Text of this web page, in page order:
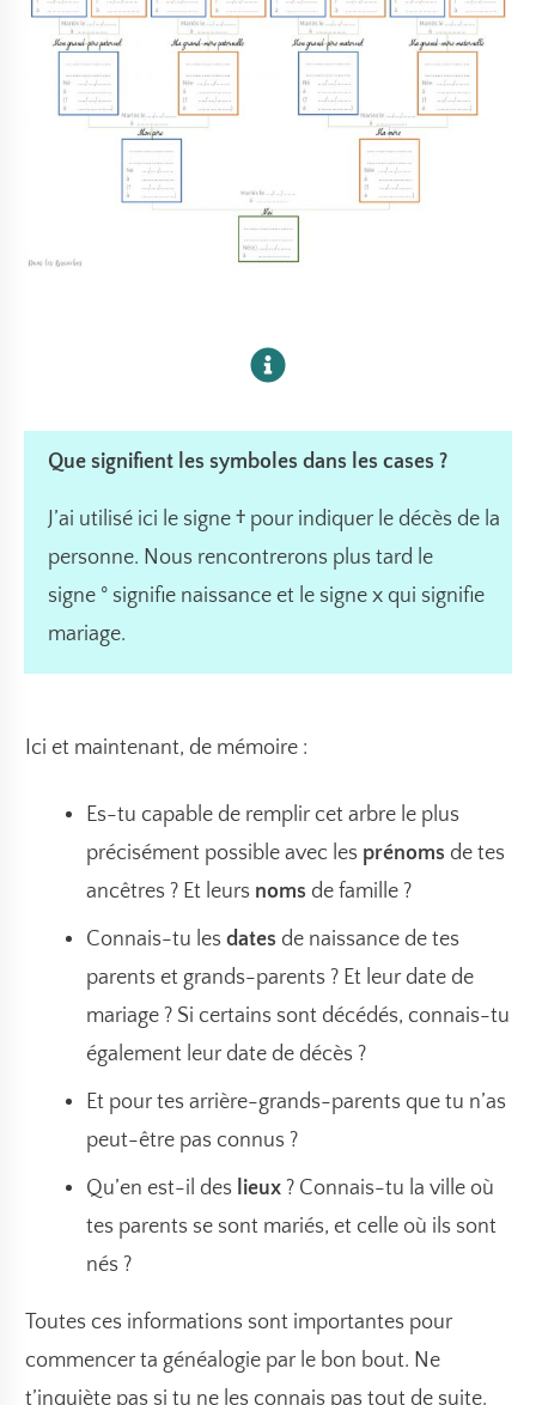
Que signifient les symboles dans les cases ?
J’ai utilisé ici le signe † pour indiquer le décès de la
personne. Nous rencontrerons plus tard le
signe ° signifie naissance et le signe x qui signifie
mariage.
Ici et maintenant, de mémoire :
Es-tu capable de remplir cet arbre le plus
précisément possible avec les prénoms de tes
ancêtres ? Et leurs noms de famille ?
Connais-tu les dates de naissance de tes
parents et grands-parents ? Et leur date de
mariage ? Si certains sont décédés, connais-tu
également leur date de décès ?
Et pour tes arrière-grands-parents que tu n’as
peut-être pas connus ?
Qu’en est-il des lieux ? Connais-tu la ville où
tes parents se sont mariés, et celle où ils sont
nés ?
Toutes ces informations sont importantes pour
commencer ta généalogie par le bon bout. Ne
t’inquiète pas si tu ne les connais pas tout de suite.